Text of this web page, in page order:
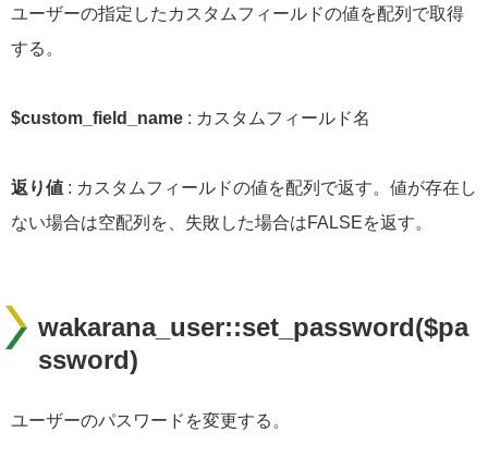
ユーザーの指定したカスタムフィールドの値を配列で取得
する。
$custom_field_name : カスタムフィールド名
返り値 : カスタムフィールドの値を配列で返す。値が存在し
ない場合は空配列を、失敗した場合はFALSEを返す。
wakarana_user::set_password($pa
ssword)
ユーザーのパスワードを変更する。